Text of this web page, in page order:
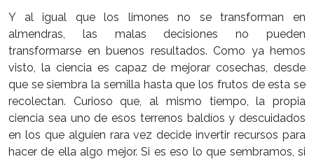
Y al igual que los limones no se transforman en
almendras, las malas decisiones no pueden
transformarse en buenos resultados. Como ya hemos
visto, la ciencia es capaz de mejorar cosechas, desde
que se siembra la semilla hasta que los frutos de esta se
recolectan. Curioso que, al mismo tiempo, la propia
ciencia sea uno de esos terrenos baldíos y descuidados
en los que alguien rara vez decide invertir recursos para
hacer de ella algo mejor. Si es eso lo que sembramos, si